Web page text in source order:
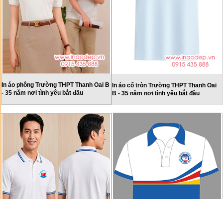
In áo phông Trường THPT Thanh Oai B
- 35 năm nơi tình yêu bắt đầu
In áo cổ tròn Trường THPT Thanh Oai
B - 35 năm nơi tình yêu bắt đầu